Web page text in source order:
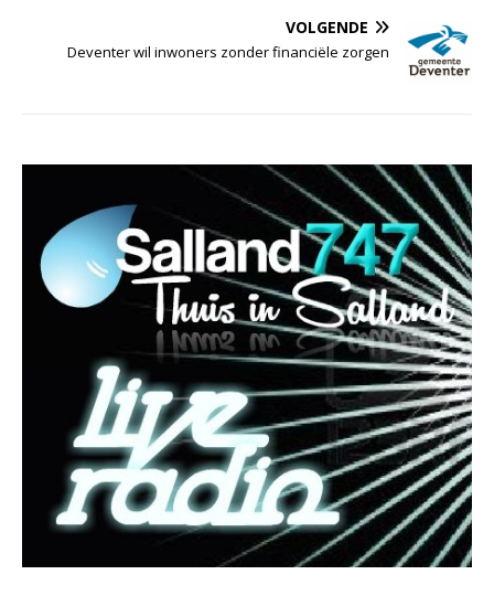
VOLGENDE
Deventer wil inwoners zonder financiële zorgen